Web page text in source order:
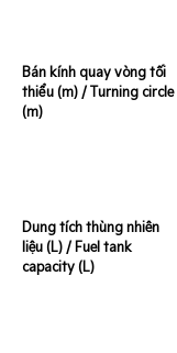
Bán kính quay vòng tối
thiểu (m) / Turning circle
(m)
Dung tích thùng nhiên
liệu (L) / Fuel tank
capacity (L)